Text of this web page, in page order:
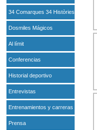
34 Comarques 34 Històries
Dosmiles Mágicos
Al límit
Conferencias
Historial deportivo
Entrevistas
Entrenamientos y carreras
Prensa